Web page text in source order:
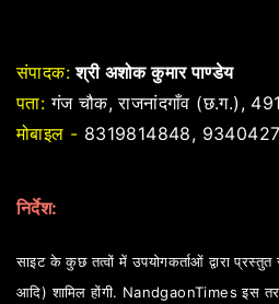
संपादक: श्री अशोक कुमार पाण्डेय
पता: गंज चौक, राजनांदगाँव (छ.ग.),
मोबाइल - 8319814848,
निर्देश:
साइट के कुछ तत्वों में उपयोगकर्ताओं द्वारा प्रस्तुत
आदि) शामिल होंगी. NandgaonTimes इस